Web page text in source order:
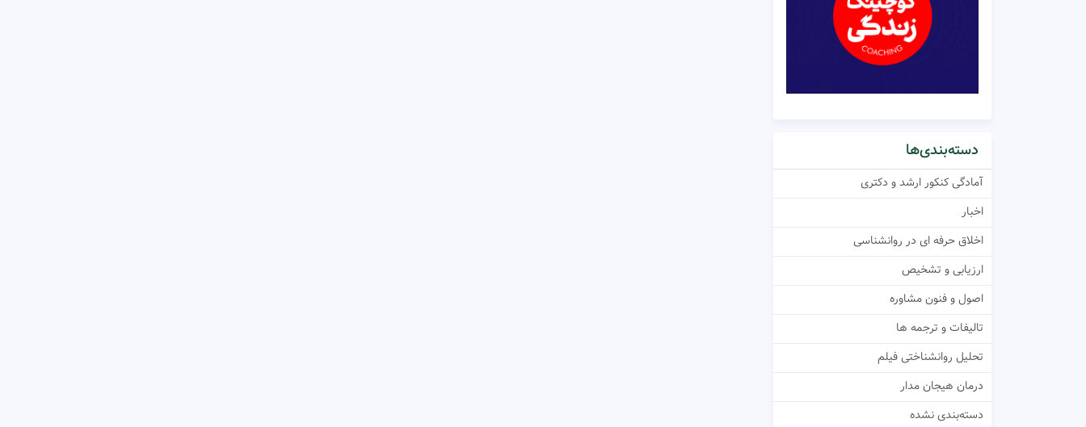
دسته‌بندی‌ها
آمادگی کنکور ارشد و دکتری
اخبار
اخلاق حرفه ای در روانشناسی
ارزیابی و تشخیص
اصول و فنون مشاوره
تالیفات و ترجمه ها
تحلیل روانشناختی فیلم
درمان هیجان مدار
دسته‌بندی نشده